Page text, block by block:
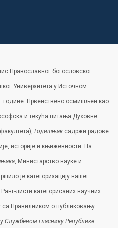
Православног богословског
Универзитета у Источном
године. Првенствено осмишљен као
и текућа питања Духовне
Годишњаксадржи радове
историје и књижевности. На
, Министарство науке и
је категоризацију нашег
листи категорисаних научних
са Правилником о публиковању
Службеном гласнику Републике